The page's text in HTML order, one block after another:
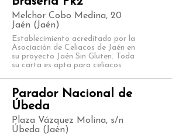
Melchor Cobo Medina, 20
Jaén (Jaén)
Establecimiento acreditado por la
Asociación de Celiacos de Jaén en
su proyecto Jaén Sin Gluten. Toda
su carta es apta para celiacos
Parador Nacional de
Úbeda
Plaza Vázquez Molina, s/n
Úbeda (Jaén)